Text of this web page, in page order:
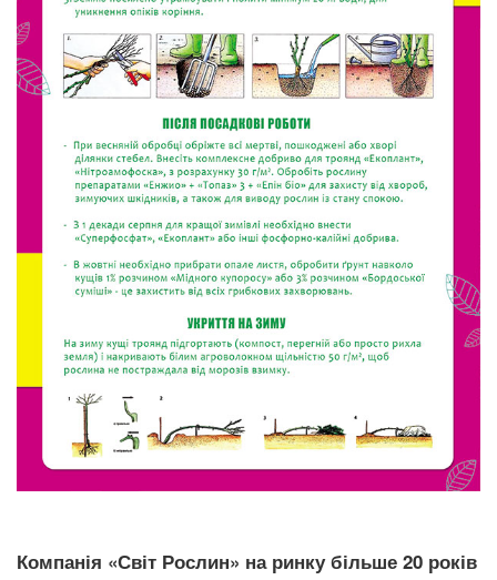
Компанія «Світ Рослин» на ринку більше 20 років